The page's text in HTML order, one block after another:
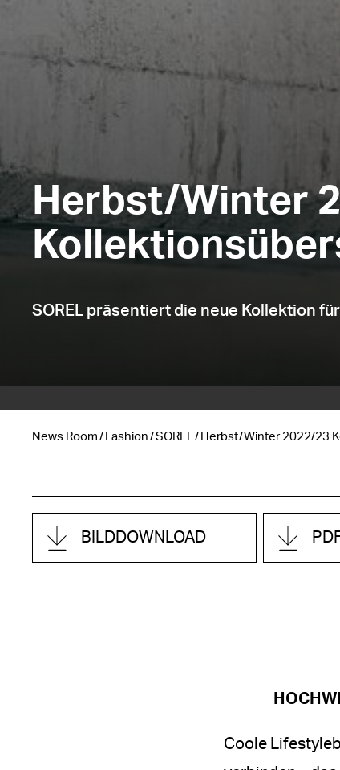
Herbst/Winter
SOREL präsentiert die neue Kollektion
News Room Fashion SOREL Herbst/Winter 2022/23
BILDDOWNLOAD
Coole